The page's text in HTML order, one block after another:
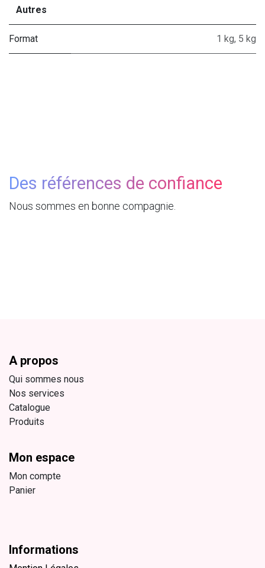
Autres
Format 1 kg, 5 kg
Des références de confiance
Nous sommes en bonne compagnie.
A propos
Qui sommes nous
Nos services
Catalogue
Produits
Mon espace
Mon compte
Panier
Informations